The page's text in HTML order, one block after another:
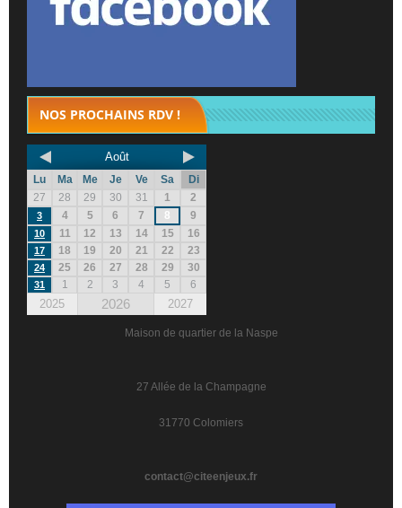
NOS PROCHAINS RDV !
Août
Lu Ma Me Je Ve Sa
Di
27
28 29 30 31 1 2
3 4 5 6 7 8 9
10 11 12 13 14 15 16
17 18 19 20 21 22 23
24 25 26 27 28 29 30
31 1 2 3 4 5 6
2025 2026 2027
Maison de quartier de la Naspe
27 Allée de la Champagne
31770 Colomiers
contact@citeenjeux.fr